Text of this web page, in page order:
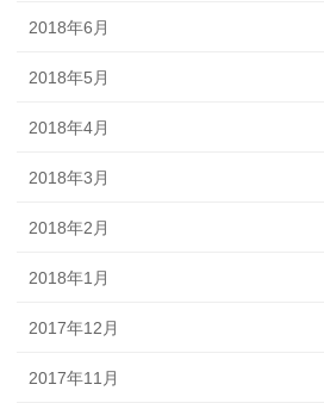
2018年6月
2018年5月
2018年4月
2018年3月
2018年2月
2018年1月
2017年12月
2017年11月